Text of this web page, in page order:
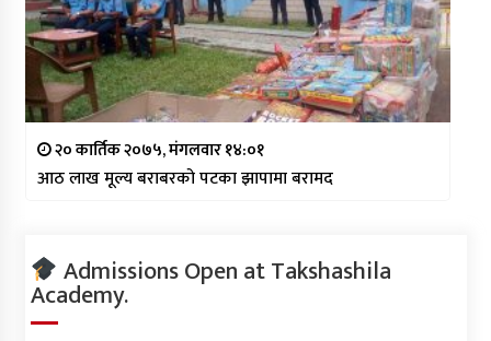
२० कार्तिक २०७५, मंगलवार १४:०१
आठ लाख मूल्य बराबरको पटका झापामा बरामद
Admissions Open at Takshashila
Academy.